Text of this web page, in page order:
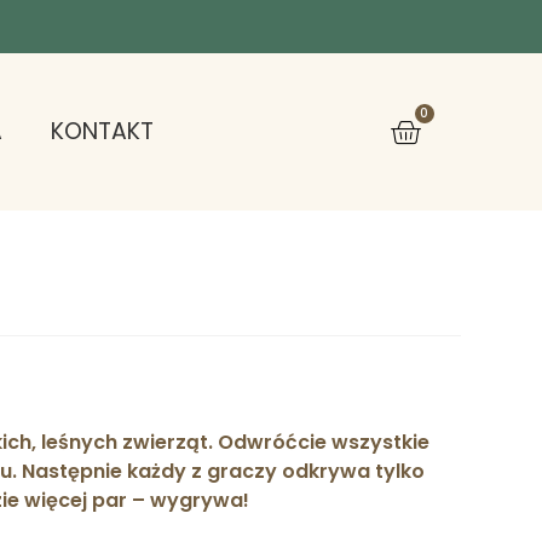
KONTAKT
0
leśnych zwierząt. Odwróćcie wszystkie
Następnie każdy z graczy odkrywa tylko
więcej par – wygrywa!